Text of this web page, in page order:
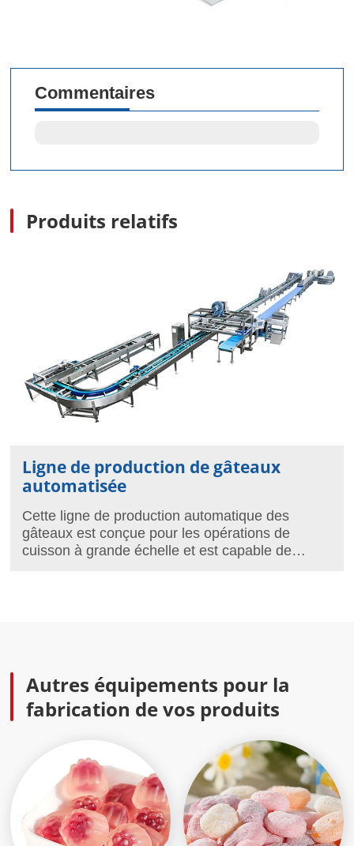
Commentaires
Produits relatifs
Ligne de production de gâteaux
automatisée
Cette ligne de production automatique des
gâteaux est conçue pour les opérations de
cuisson à grande échelle et est capable de
Autres équipements pour la
fabrication de vos produits